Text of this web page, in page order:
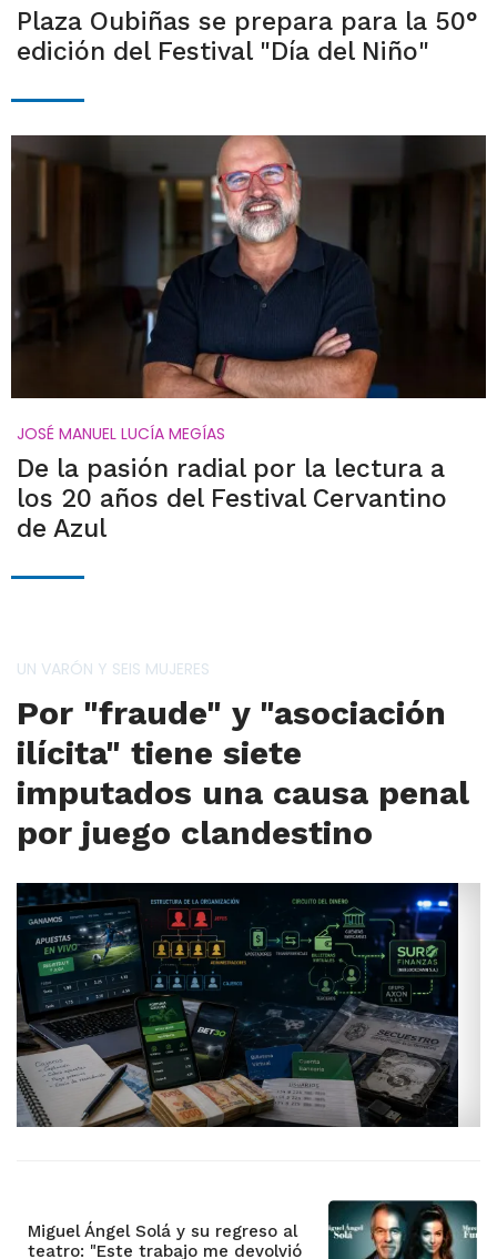
Plaza Oubiñas se prepara para la 50°
edición del Festival "Día del Niño"
JOSÉ MANUEL LUCÍA MEGÍAS
De la pasión radial por la lectura a
los 20 años del Festival Cervantino
de Azul
UN VARÓN Y SEIS MUJERES
Por "fraude" y "asociación
ilícita" tiene siete
imputados una causa penal
por juego clandestino
Miguel Ángel Solá y su regreso al
teatro: "Este trabajo me devolvió